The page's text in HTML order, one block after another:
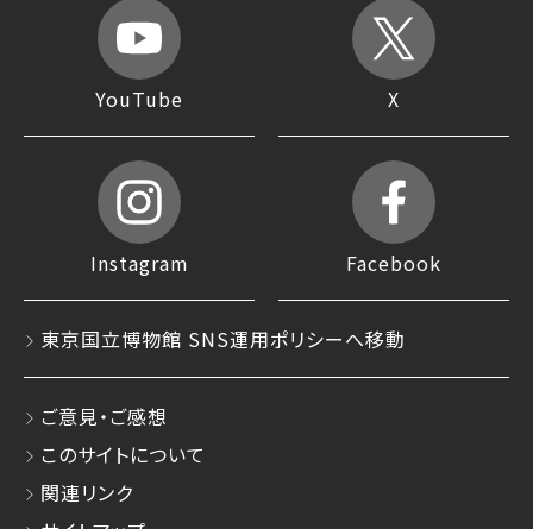
YouTube X
Instagram Facebook
東京国立博物館 SNS運用ポリシーへ移動
ご意見・ご感想
このサイトについて
関連リンク